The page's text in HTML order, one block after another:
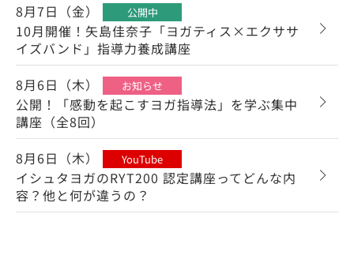
8月7日（金）
公開中
10月開催！矢島佳奈子「ヨガティス×エクササ
イズバンド」指導力養成講座
8月6日（木）
お知らせ
公開！「感動を起こすヨガ指導法」を学ぶ集中
講座（全8回）
8月6日（木）
YouTube
イシュタヨガのRYT200 認定講座ってどんな内
容？他と何が違うの？